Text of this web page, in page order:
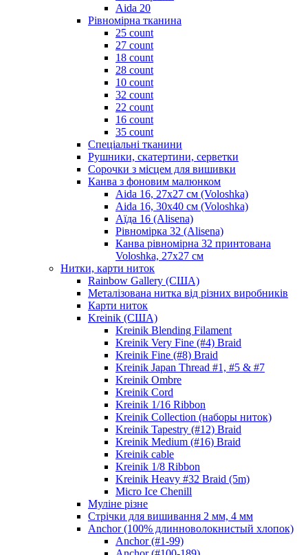
Aida 20
Рівномірна тканина
25 count
27 count
18 count
28 count
10 count
32 count
22 count
16 count
35 count
Спеціальні тканини
Рушники, скатертини, серветки
Сорочки з місцем для вишивки
Канва з фоновим малюнком
Aida 16, 27х27 см (Voloshka)
Aida 16, 30х40 см (Voloshka)
Аїда 16 (Alisena)
Рівномірка 32 (Alisena)
Канва рівномірна 32 принтована
Voloshka, 27х27 см
Нитки, карти ниток
Rainbow Gallery (США)
Металізована нитка від різних виробників
Карти ниток
Kreinik (США)
Kreinik Blending Filament
Kreinik Very Fine (#4) Braid
Kreinik Fine (#8) Braid
Kreinik Japan Thread #1, #5 & #7
Kreinik Ombre
Kreinik Cord
Kreinik 1/16 Ribbon
Kreinik Collection (наборы ниток)
Kreinik Tapestry (#12) Braid
Kreinik Medium (#16) Braid
Kreinik cable
Kreinik 1/8 Ribbon
Kreinik Heavy #32 Braid (5m)
Micro Ice Chenill
Муліне різне
Стрічки для вишивання 2 мм, 4 мм
Anchor (100% длинноволокнистый хлопок)
Anchor (#1-99)